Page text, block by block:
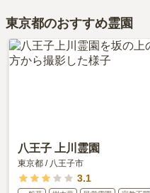
東京都のおすすめ霊園
八王子 上川霊園
東京都 / 八王子市
3.1